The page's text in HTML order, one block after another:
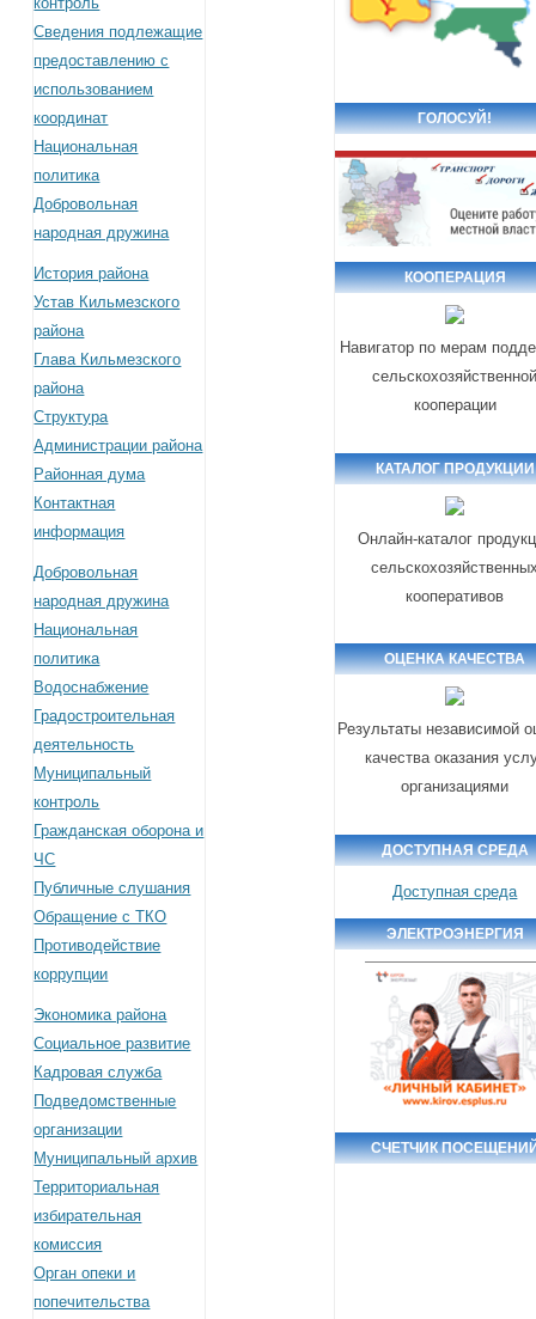
Сведения подлежащие
предоставлению с
использованием
координат
Национальная
политика
Добровольная
народная дружина
История района
Устав Кильмезского
района
Глава Кильмезского
района
Структура
Администрации района
Районная дума
Контактная
информация
Добровольная
народная дружина
Национальная
политика
Водоснабжение
Градостроительная
деятельность
Муниципальный
контроль
Гражданская оборона и
ЧС
Публичные слушания
Обращение с ТКО
Противодействие
коррупции
Экономика района
Социальное развитие
Кадровая служба
Подведомственные
организации
Муниципальный архив
Территориальная
избирательная
комиссия
Орган опеки и
попечительства
ГОЛОСУЙ!
КООПЕРАЦИЯ
Навигатор по мерам
кооперации
КАТАЛОГ ПРОДУКЦИИ
Онлайн-каталог
кооперативов
ОЦЕНКА КАЧЕСТВА
Результаты независимой
качества оказания
организациями
ДОСТУПНАЯ СРЕДА
Доступная среда
ЭЛЕКТРОЭНЕРГИЯ
СЧЕТЧИК